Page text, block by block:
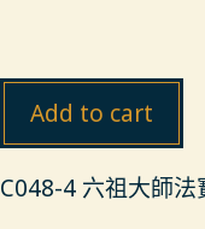
Add to cart
C048-4 六祖大師法